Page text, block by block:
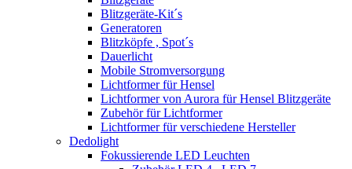
Blitzgeräte-Kit´s
Generatoren
Blitzköpfe , Spot´s
Dauerlicht
Mobile Stromversorgung
Lichtformer für Hensel
Lichtformer von Aurora für Hensel Blitzgeräte
Zubehör für Lichtformer
Lichtformer für verschiedene Hersteller
Dedolight
Fokussierende LED Leuchten